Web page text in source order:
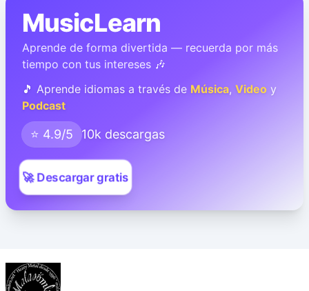
MusicLearn
Aprende de forma divertida — recuerda por más
tiempo con tus intereses 🎶
🎵 Aprende idiomas a través de Música, Video y
Podcast
⭐ 4.9/5 10k descargas
🚀 Descargar gratis